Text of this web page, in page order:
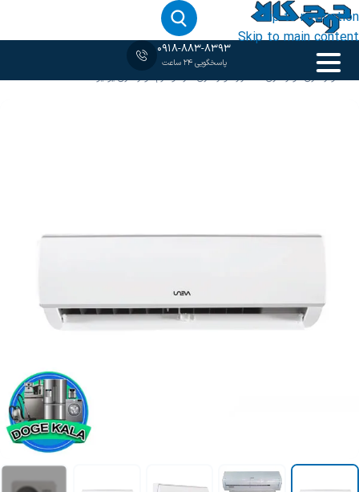
Skip to navigation
Skip to main content
0918-883-8393
پاسخگویی 24 ساعت
خانه‹کولر گازی/کولر گازی 12 هزار /کولر گازی سرد و گرم/کولر گازی یونیوا